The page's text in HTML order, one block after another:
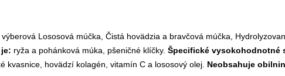
Lososová múčka, Čistá hovädzia a bravčová múčka,
ryža a pohánková múka, pšeničné klíčky. Špecifické vysokohodnotné
kvasnice, hovädzí kolagén, vitamín C a lososový olej. Neobsahuje